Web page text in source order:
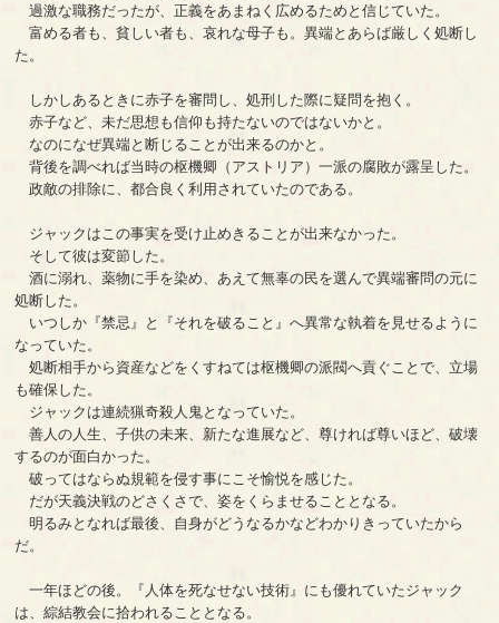
過激な職務だったが、正義をあまねく広めるためと信じていた。
富める者も、貧しい者も、哀れな母子も。異端とあらば厳しく処断し
た。
しかしあるときに赤子を審問し、処刑した際に疑問を抱く。
赤子など、未だ思想も信仰も持たないのではないかと。
なのになぜ異端と断じることが出来るのかと。
背後を調べれば当時の枢機卿（アストリア）一派の腐敗が露呈した。
政敵の排除に、都合良く利用されていたのである。
ジャックはこの事実を受け止めきることが出来なかった。
そして彼は変節した。
酒に溺れ、薬物に手を染め、あえて無辜の民を選んで異端審問の元に
処断した。
いつしか『禁忌』と『それを破ること』へ異常な執着を見せるように
なっていた。
処断相手から資産などをくすねては枢機卿の派閥へ貢ぐことで、立場
も確保した。
ジャックは連続猟奇殺人鬼となっていた。
善人の人生、子供の未来、新たな進展など、尊ければ尊いほど、破壊
するのが面白かった。
破ってはならぬ規範を侵す事にこそ愉悦を感じた。
だが天義決戦のどさくさで、姿をくらませることとなる。
明るみとなれば最後、自身がどうなるかなどわかりきっていたから
だ。
一年ほどの後。『人体を死なせない技術』にも優れていたジャック
は、綜結教会に拾われることとなる。